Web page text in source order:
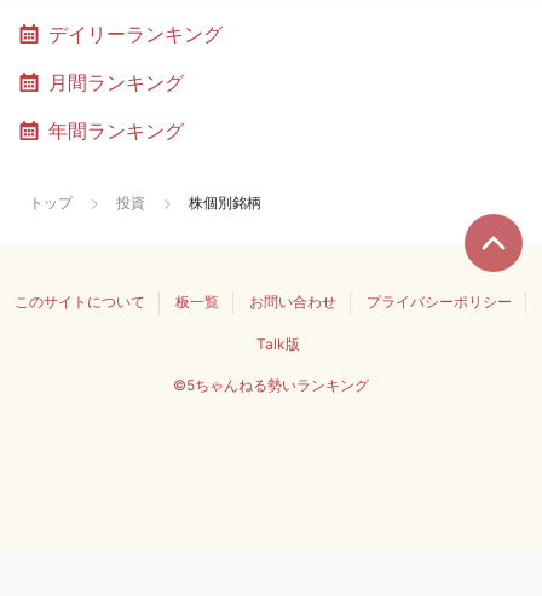
デイリーランキング
月間ランキング
年間ランキング
トップ 投資 株個別銘柄
このサイトについて 板一覧 お問い合わせ プライバシーポリシー
Talk版
©5ちゃんねる勢いランキング